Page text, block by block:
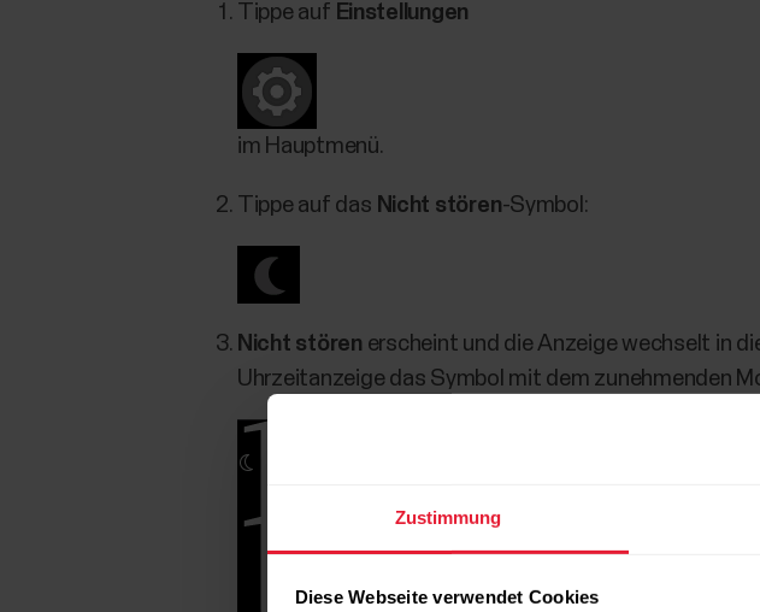
Zustimmung
Diese Webseite verwendet Cookies
Tippe auf Einstellungen
im Hauptmenü.
Tippe auf das Nicht stören-Symbol:
Nicht stören erscheint und die Anzeige wechselt in
Uhrzeitanzeige das Symbol mit dem zunehmenden